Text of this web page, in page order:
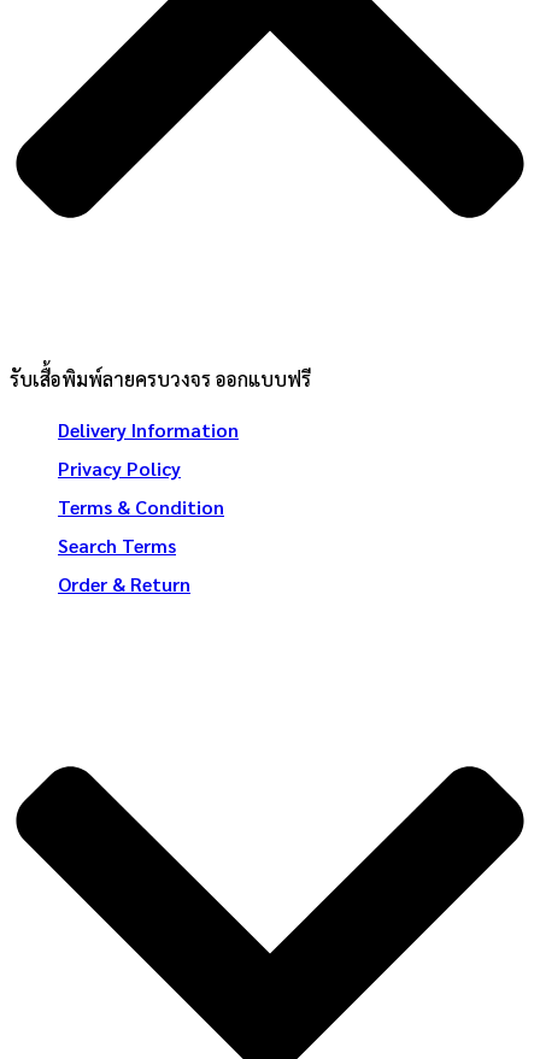
รับเสื้อพิมพ์ลายครบวงจร ออกแบบฟรี
Delivery Information
Privacy Policy
Terms & Condition
Search Terms
Order & Return